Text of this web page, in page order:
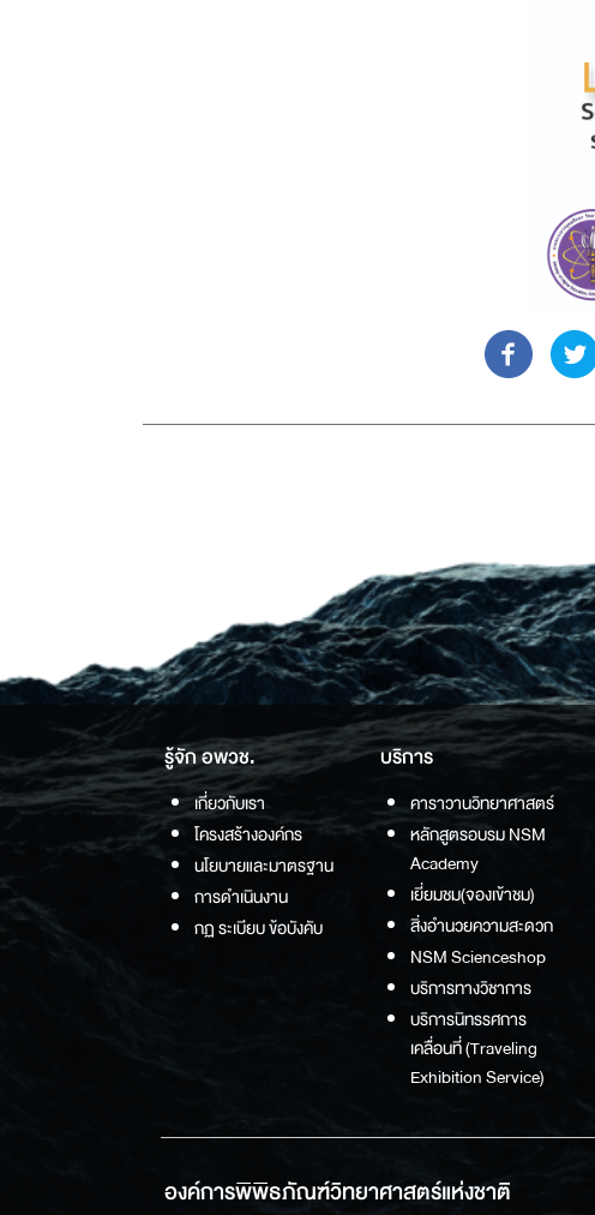
รู้จัก อพวช.
เกี่ยวกับเรา
โครงสร้างองค์กร
นโยบายและมาตรฐาน
การดำเนินงาน
กฏ ระเบียบ ข้อบังคับ
บริการ
คาราวานวิทยาศาสตร์
หลักสูตรอบรม NSM
Academy
เยี่ยมชม(จองเข้าชม)
สิ่งอำนวยความสะดวก
NSM Scienceshop
บริการทางวิชาการ
บริการนิทรรศการ
เคลื่อนที่ (Traveling
Exhibition Service)
องค์การพิพิธภัณฑ์วิทยาศาสตร์แห่งชาติ